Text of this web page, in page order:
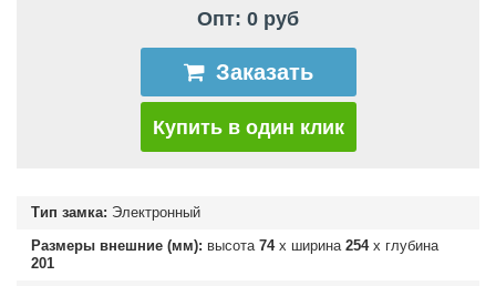
Опт: 0 руб
Заказать
Купить в один клик
Тип замка: Электронный
Размеры внешние (мм): высота 74х ширина 254х глубина
201